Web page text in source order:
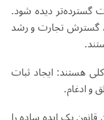
گسترده‌تر دیده شود.
گسترش تجارت و رشد
.
هستند: ایجاد ثبات
و ادغام.